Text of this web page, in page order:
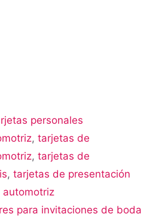
personales
,tarjetas de
, tarjetas de
, tarjetas de presentación
automotriz
para invitaciones de boda